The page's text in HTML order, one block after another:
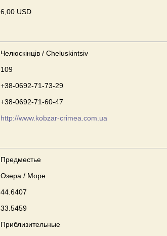
6,00 USD
Челюскінців / Cheluskintsiv
109
+38-0692-71-73-29
+38-0692-71-60-47
http://www.kobzar-crimea.com.ua
Предместье
Озера / Море
44.6407
33.5459
Приблизительные